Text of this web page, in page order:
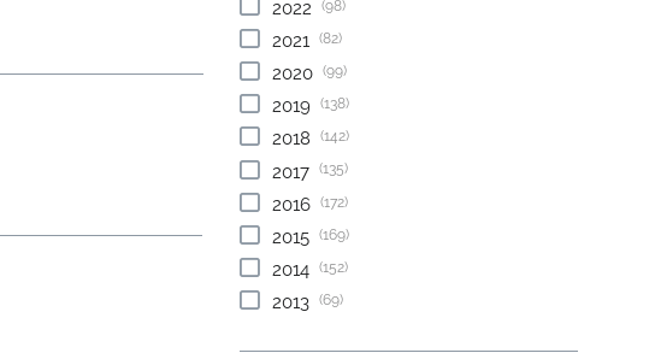
2022
2021 (82)
2020 (99)
2019 (138)
2018 (142)
2017 (135)
2016 (172)
2015 (169)
2014 (152)
2013 (69)